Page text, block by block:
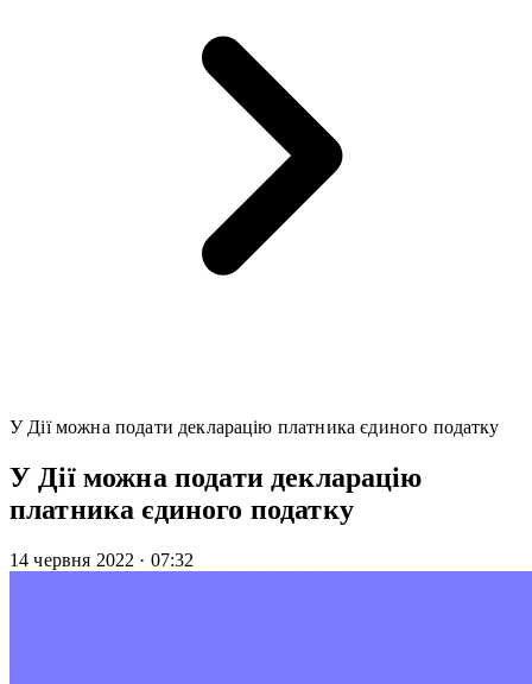
У Дії можна подати декларацію платника єдиного податку
У Дії можна подати декларацію
платника єдиного податку
14 червня 2022 · 07:32